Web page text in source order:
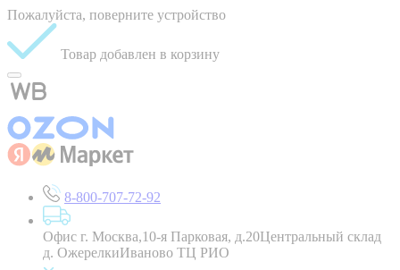
Пожалуйста, поверните устройство
Товар добавлен в корзину
8-800-707-72-92
Офис г. Москва,10-я Парковая, д.20Центральный склад
д. ОжерелкиИваново ТЦ РИО